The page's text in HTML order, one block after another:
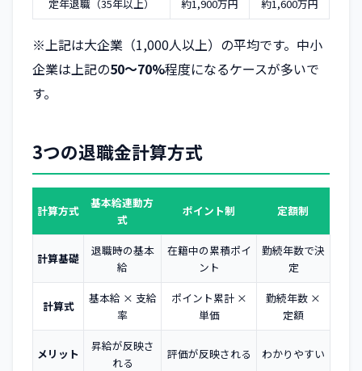
定年退職（35年以上）
約1,900万円 約1,600万円
※上記は大企業（1,000人以上）の平均です。中小
企業は上記の50〜70%程度になるケースが多いで
す。
3つの退職金計算方式
計算方式
基本給連動方
式
ポイント制 定額制
計算基礎
退職時の基本
給
在籍中の累積ポイ
ント
勤続年数で決
定
計算式
基本給 × 支給
率
ポイント累計 ×
単価
勤続年数 ×
定額
メリット
昇給が反映さ
れる
評価が反映される わかりやすい